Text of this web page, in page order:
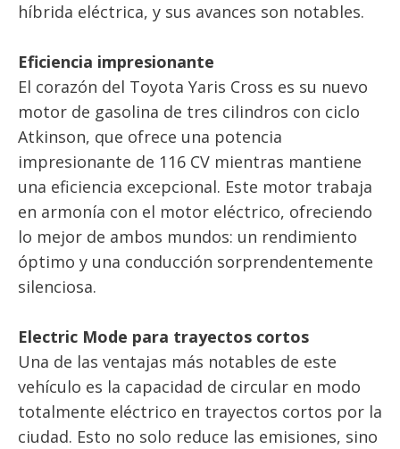
híbrida eléctrica, y sus avances son notables.
Eficiencia impresionante
El corazón del Toyota Yaris Cross es su nuevo
motor de gasolina de tres cilindros con ciclo
Atkinson, que ofrece una potencia
impresionante de 116 CV mientras mantiene
una eficiencia excepcional. Este motor trabaja
en armonía con el motor eléctrico, ofreciendo
lo mejor de ambos mundos: un rendimiento
óptimo y una conducción sorprendentemente
silenciosa.
Electric Mode para trayectos cortos
Una de las ventajas más notables de este
vehículo es la capacidad de circular en modo
totalmente eléctrico en trayectos cortos por la
ciudad. Esto no solo reduce las emisiones, sino